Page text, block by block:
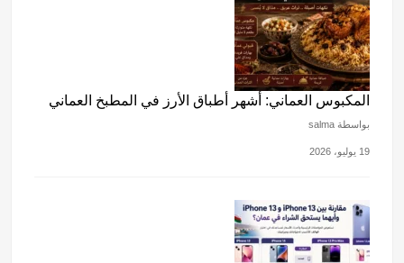
المكبوس العماني: أشهر أطباق الأرز في المطبخ العماني
بواسطة salma
19 يوليو، 2026